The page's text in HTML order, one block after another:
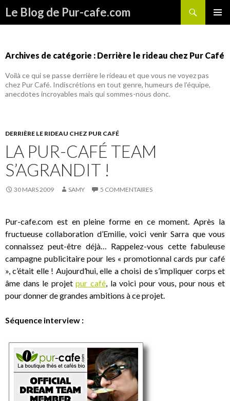
Le Blog de Pur-cafe.com
Recherche
Archives de catégorie : Derrière le rideau chez Pur Café
Voilà ce qui se passe derrière le rideau et que vous ne voyez pas
chez Pur Café. Indiscrétions en tout genre, humeurs de l’équipe,
anecdotes incroyables mais qui sommes-nous donc.
DERRIÈRE LE RIDEAU CHEZ PUR CAFÉ
LA PUR-CAFÉ TEAM
S’AGRANDIT !
30 MARS 2009 SAMY 5 COMMENTAIRES
Pur-cafe.com est en pleine forme en ce moment. Après la
fructueuse collaboration d’Emilie, voici venir Sarra que vous
connaissez peut-être déjà… Rappelez-vous cette fabuleuse
campagne publicitaire pour les « promotionnal cards pur café
», c’était elle ! Aujourd’hui, elle a choisi de s’impliquer corps et
âme dans le projetpur café, la voici pour vous, pour nous et
pour donner de grandes ambitions à ce projet.
Séquence interview :